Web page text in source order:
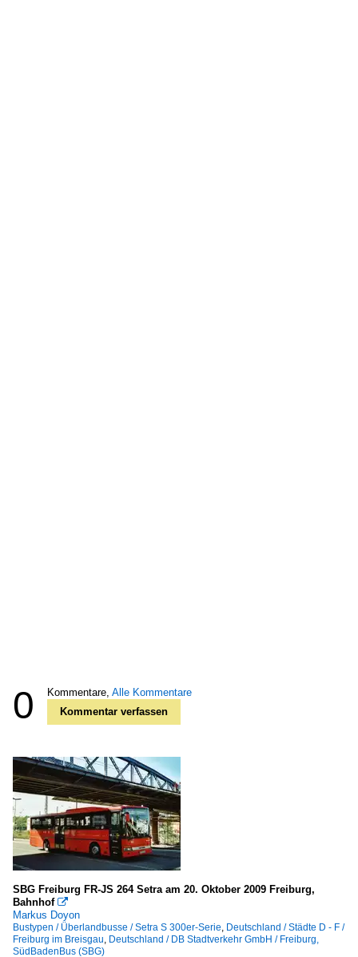
0 Kommentare, Alle Kommentare
Kommentar verfassen
SBG Freiburg FR-JS 264 Setra am 20. Oktober 2009 Freiburg,
Bahnhof 
Markus Doyon
Bustypen / Überlandbusse / Setra S 300er-Serie Deutschland / Städte D - F /
Freiburg im Breisgau Deutschland / DB Stadtverkehr GmbH / Freiburg,
SüdBadenBus (SBG)